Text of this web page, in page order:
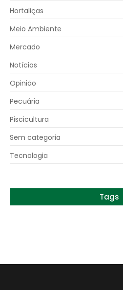
Hortaliças
Meio Ambiente
Mercado
Notícias
Opinião
Pecuária
Piscicultura
Sem categoria
Tecnologia
Tags